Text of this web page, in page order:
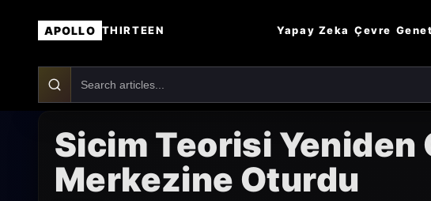
APOLLO THIRTEEN Yapay Zeka Çevre
Sicim Teorisi Yeniden
Merkezine Oturdu